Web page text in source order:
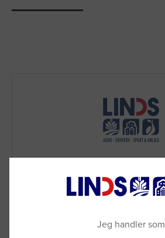
Jeg handler som